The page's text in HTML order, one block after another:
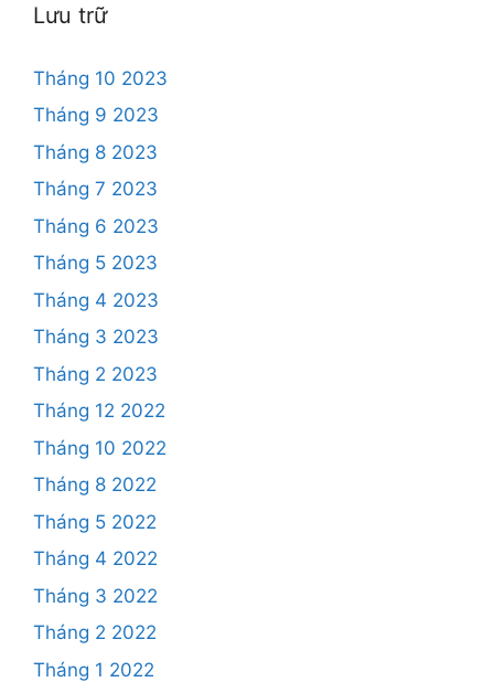
Lưu trữ
Tháng 10 2023
Tháng 9 2023
Tháng 8 2023
Tháng 7 2023
Tháng 6 2023
Tháng 5 2023
Tháng 4 2023
Tháng 3 2023
Tháng 2 2023
Tháng 12 2022
Tháng 10 2022
Tháng 8 2022
Tháng 5 2022
Tháng 4 2022
Tháng 3 2022
Tháng 2 2022
Tháng 1 2022